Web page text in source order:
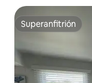
Superanfitrión
Superanfitrión